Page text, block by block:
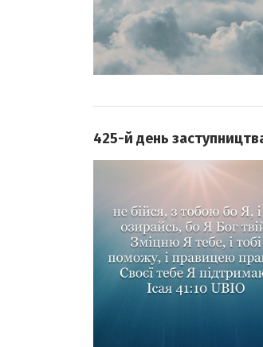
425-й день